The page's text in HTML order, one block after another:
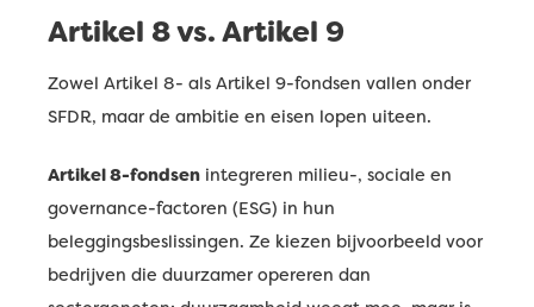
Artikel 8 vs. Artikel 9
Zowel Artikel 8- als Artikel 9-fondsen vallen onder
SFDR, maar de ambitie en eisen lopen uiteen.
Artikel 8-fondsen integreren milieu-, sociale en
governance-factoren (ESG) in hun
beleggingsbeslissingen. Ze kiezen bijvoorbeeld voor
bedrijven die duurzamer opereren dan